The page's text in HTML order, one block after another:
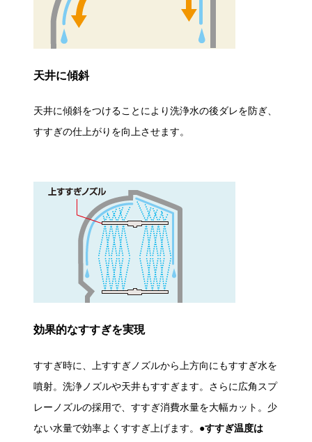
天井に傾斜
天井に傾斜をつけることにより洗浄水の後ダレを防ぎ、
すすぎの仕上がりを向上させます。
効果的なすすぎを実現
すすぎ時に、上すすぎノズルから上方向にもすすぎ水を
噴射。洗浄ノズルや天井もすすぎます。さらに広角スプ
レーノズルの採用で、すすぎ消費水量を大幅カット。少
ない水量で効率よくすすぎ上げます。 ●すすぎ温度は